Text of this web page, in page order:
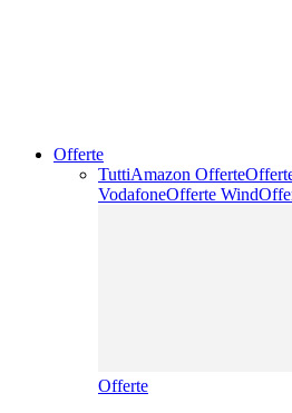
Offerte
TuttiAmazon Offerte
VodafoneOfferte Wind
Offerte